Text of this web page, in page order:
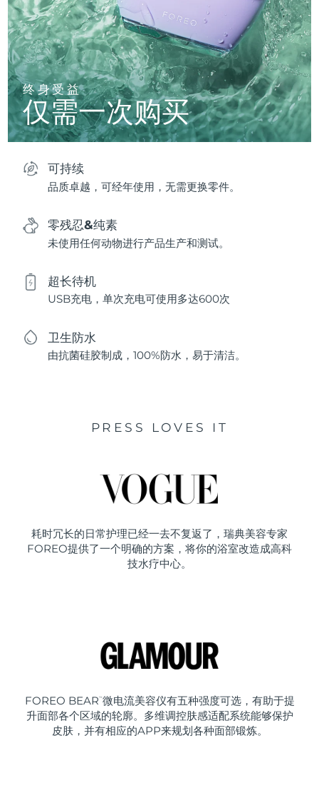
终身受益
仅需一次购买
可持续
品质卓越，可经年使用，无需更换零件。
零残忍&纯素
未使用任何动物进行产品生产和测试。
超长待机
USB充电，单次充电可使用多达600次
卫生防水
由抗菌硅胶制成，100%防水，易于清洁。
PRESS LOVES IT
耗时冗长的日常护理已经一去不复返了，瑞典美容专家
FOREO提供了一个明确的方案，将你的浴室改造成高科
技水疗中心。
FOREO BEAR ™ 微电流美容仪有五种强度可选，有助于提
升面部各个区域的轮廓。多维调控肤感适配系统能够保护
皮肤，并有相应的APP来规划各种面部锻炼。